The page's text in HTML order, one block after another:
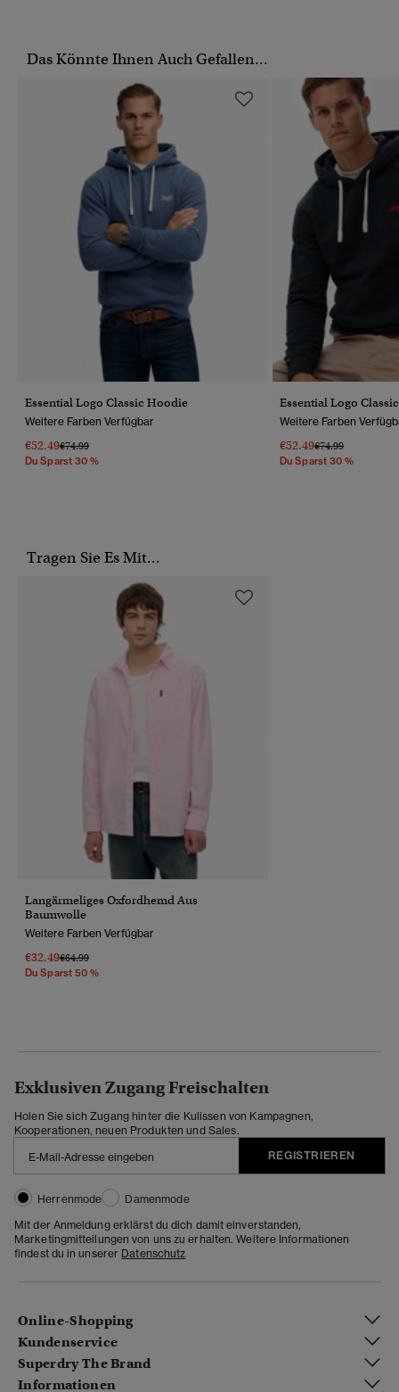
Das Könnte Ihnen Auch Gefallen...
Essential Logo Classic Hoodie
Weitere Farben Verfügbar
€52.49Preis Wurde Reduziert Von
€74.99Bis
Du Sparst 30 %
Essential Logo
Weitere Farben
€52.49Preis Wurde
€74.99Bis
Du Sparst 30 %
Tragen Sie Es Mit...
Langärmeliges Oxfordhemd Aus
Baumwolle
Weitere Farben Verfügbar
€32.49Preis Wurde Reduziert Von
€64.99Bis
Du Sparst 50 %
Exklusiven Zugang Freischalten
Holen Sie sich Zugang hinter die Kulissen von Kampagnen,
Kooperationen, neuen Produkten und Sales.
REGISTRIEREN
Herrenmode
Damenmode
Mit der Anmeldung erklärst du dich damit einverstanden,
Marketingmitteilungen von uns zu erhalten. Weitere Informationen
findest du in unserer Datenschutz
Online-Shopping
Kundenservice
Superdry The Brand
Informationen